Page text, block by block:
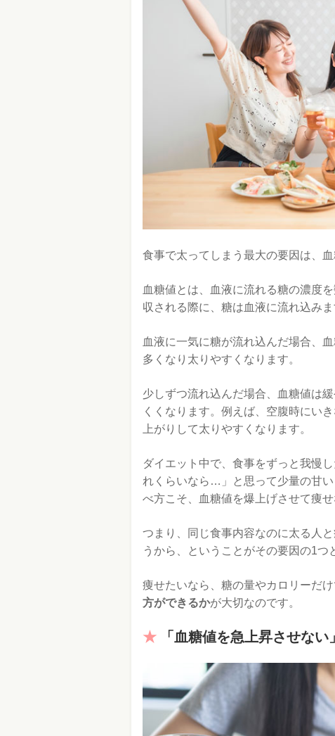
食事で太ってしまう最大の要因は、血
血糖値とは、血液に流れる糖の濃度
収される際に、糖は血液に流れ込みま
血液に一気に糖が流れ込んだ場合、
多くなり太りやすくなります。
少しずつ流れ込んだ場合、血糖値は
くくなります。例えば、空腹時にい
上がりして太りやすくなります。
ダイエット中で、食事をずっと我慢
れくらいなら…」と思って少量の甘
べ方こそ、血糖値を爆上げさせて痩せ
つまり、同じ食事内容なのに太る人
うから、ということがその要因の1つ
痩せたいなら、糖の量やカロリーだけ
方ができるかが大切なのです。
「血糖値を急上昇させない